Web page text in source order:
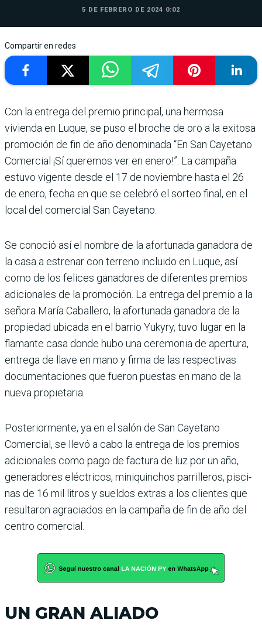
5 DE FEBRERO DE 2024 0:02
Compartir en redes
Con la entrega del premio prin­cipal, una hermosa
vivienda en Luque, se puso el broche de oro a la exitosa
promoción de fin de año denominada “En San Cayetano
Comercial ¡Sí que­remos ver en enero!”. La cam­paña
estuvo vigente desde el 17 de noviembre hasta el 26
de enero, fecha en que se cele­bró el sorteo final, en el
local del comercial San Cayetano.
Se conoció así el nombre de la afortunada ganadora de
la casa a estrenar con terreno incluido en Luque, así
como de los feli­ces ganadores de diferentes premios
adicionales de la pro­moción. La entrega del pre­mio a la
señora María Caba­llero, la afortunada ganadora de la
propiedad ubicada en el barrio Yukyry, tuvo lugar en la
flamante casa donde hubo una ceremonia de apertura,
entrega de llave en mano y firma de las respectivas
documentaciones que fue­ron puestas en mano de la
nueva propietaria.
Posterior­mente, ya en el salón de San Cayetano
Comercial, se llevó a cabo la entrega de los pre­mios
adicionales como pago de factura de luz por un año,
generadores eléctricos, mini­quinchos parrilleros, pisci­
nas de 16 mil litros y sueldos extras a los clientes que
resul­taron agraciados en la cam­paña de fin de año del
centro comercial.
UN GRAN ALIADO